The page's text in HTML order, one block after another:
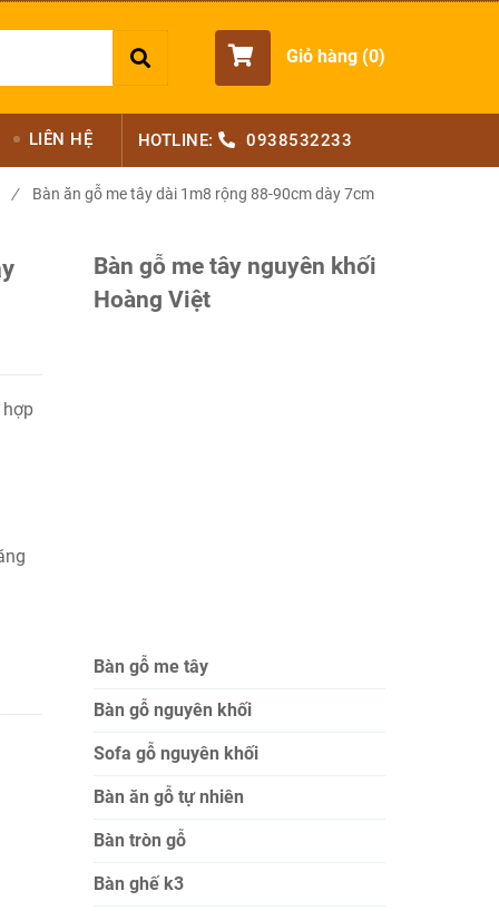
Giỏ hàng (0)
LIÊN HỆ HOTLINE: 0938532233
/ Bàn ăn gỗ me tây dài 1m8 rộng 88-90cm dày 7cm
Bàn gỗ me tây nguyên khối
Hoàng Việt
Bàn gỗ me tây
Bàn gỗ nguyên khối
Sofa gỗ nguyên khối
Bàn ăn gỗ tự nhiên
Bàn tròn gỗ
Bàn ghế k3